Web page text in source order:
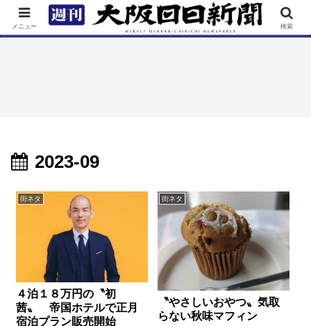
TOP 特集 ニュース 連載 街ネタ イベント
2023-09
街ネタ
４泊１８万円の〝初
茜〟 帝国ホテルで正月
宿泊プラン販売開始
街ネタ
〝やさしいおやつ〟気取
らない秋味マフィン
メニュー 検索